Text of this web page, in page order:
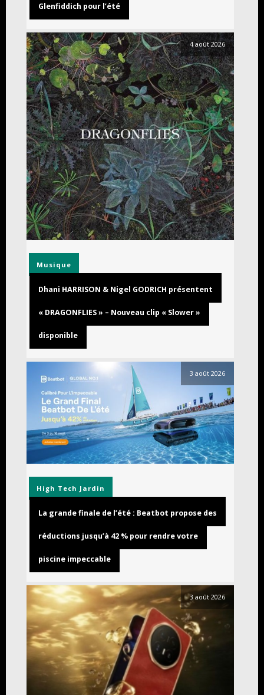
Glenfiddich pour l’été
4 août 2026
Musique
Dhani HARRISON & Nigel GODRICH présentent
« DRAGONFLIES » – Nouveau clip « Slower »
disponible
3 août 2026
High Tech Jardin
La grande finale de l’été : Beatbot propose des
réductions jusqu’à 42 % pour rendre votre
piscine impeccable
3 août 2026